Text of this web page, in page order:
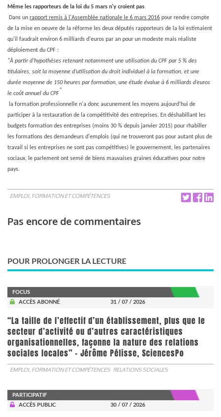
Même les rapporteurs de la loi du 5 mars n'y croient pas
Dans un rapport remis à l'Assemblée nationale le 6 mars 2016 pour rendre compte
de la mise en oeuvre de la réforme les deux députés rapporteurs de la loi estimaient
qu'il faudrait environ 6 milliards d'euros par an pour un modeste mais réaliste
déploiement du CPF :
"À partir d’hypothèses retenant notamment une utilisation du CPF par 5 % des
titulaires, soit la moyenne d’utilisation du droit individuel à la formation, et une
durée moyenne de 150 heures par formation, une étude évalue à 6 milliards d’euros
le coût annuel du CPF"
la formation professionnelle n'a donc aucunement les moyens aujourd'hui de
participer à la restauration de la compétitivité des entreprises. En déshabillant les
budgets formation des entreprises (moins 30 % depuis janvier 2015) pour rhabiller
les formations des demandeurs d'emplois (qui ne trouveront pas pour autant plus de
travail si les entreprises ne sont pas compétitives) le gouvernement, les partenaires
sociaux, le parlement ont semé de biens mauvaises graines éducatives pour notre
pays.
EMPLOI, FORMATION ET COMPÉTENCES
Pas encore de commentaires
POUR PROLONGER LA LECTURE
FOCUS
ACCÈS ABONNÉ
31 / 07 / 2026
“La taille de l’effectif d’un établissement, plus que le
secteur d’activité ou d’autres caractéristiques
organisationnelles, façonne la nature des relations
sociales locales” - Jérôme Pélisse, SciencesPo
EMPLOI, FORMATION ET COMPÉTENCES RELATIONS SOCIALES
PARTICIPATIF
ACCÈS PUBLIC
30 / 07 / 2026